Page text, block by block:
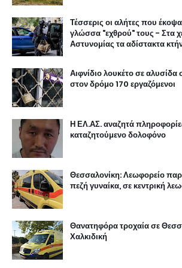
Τέσσερις οι αλήτες που
γλώσσα "εχθρού" τους - Στα
Αστυνομίας τα αδίστακτα
Αιφνίδιο λουκέτο σε
στον δρόμο 170 εργαζόμενοι
Η ΕΛ.ΑΣ. αναζητά
καταζητούμενο δολοφόνο
Θεσσαλονίκη: Λεωφορείο
πεζή γυναίκα, σε κεντρική
Θανατηφόρα τροχαία σε
Χαλκιδική